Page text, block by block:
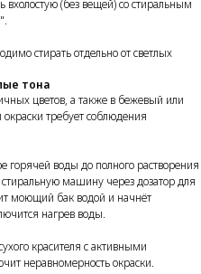
(без вещей) со стиральным
стирать отдельно от светлых
тона
цветов, а также в бежевый или
требует соблюдения
горячей воды до полного растворения
стиральную машину через дозатор для
моющий бак водой и начнёт
нагрев воды.
красителя с активными
неравномерность окраски.